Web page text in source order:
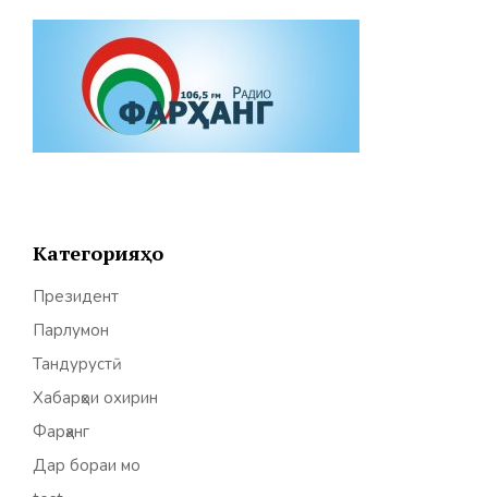
Категорияҳо
Президент
Парлумон
Тандурустӣ
Хабарҳои охирин
Фарҳанг
Дар бораи мо